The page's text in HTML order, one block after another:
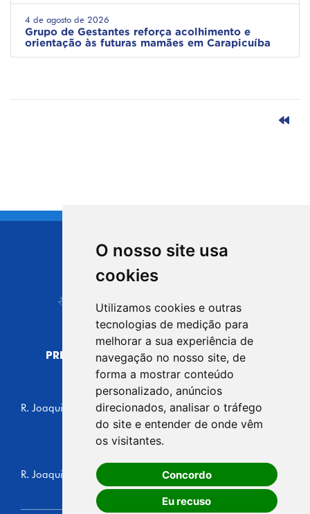
O nosso site usa
cookies
Utilizamos cookies e outras
tecnologias de medição para
melhorar a sua experiência de
navegação no nosso site, de
forma a mostrar conteúdo
personalizado, anúncios
direcionados, analisar o tráfego
do site e entender de onde vêm
os visitantes.
Concordo
Eu recuso
4 de agosto de 2026
Grupo de Gestantes reforça acolhimento e
orientação às futuras mamães em Carapicuíba
CIDADE DE
Carapicuíba
PREFEITURA MUNICIPAL DE CARAPICUÍBA
CNPJ: 44.892.693/0001-40
CENTRO ADMINISTRATIVO
R. Joaquim das Neves, 211 - Vila Caldas, Carapicuíba/SP
CEP: 06310-030, Brasil
Telefone: 4164-5500
GABINETE DO PREFEITO
R. Joaquim das Neves, 205 - Vila Caldas, Carapicuíba/SP
CEP: 06310-030, Brasil